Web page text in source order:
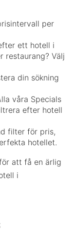
per
ett hotell i
restaurang? Välj
din sökning
våra Specials
efter hotell
filter för pris,
hotellet.
att få en ärlig
i